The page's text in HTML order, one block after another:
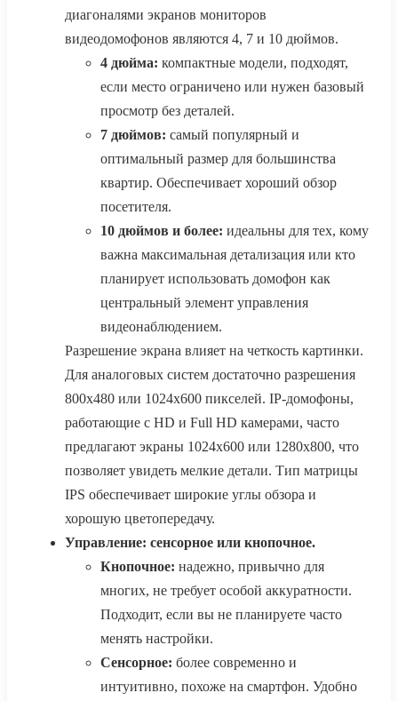
диагоналями экранов мониторов
видеодомофонов являются 4, 7 и 10 дюймов.
4 дюйма: компактные модели, подходят,
если место ограничено или нужен базовый
просмотр без деталей.
7 дюймов: самый популярный и
оптимальный размер для большинства
квартир. Обеспечивает хороший обзор
посетителя.
10 дюймов и более: идеальны для тех, кому
важна максимальная детализация или кто
планирует использовать домофон как
центральный элемент управления
видеонаблюдением.
Разрешение экрана влияет на четкость картинки.
Для аналоговых систем достаточно разрешения
800x480 или 1024x600 пикселей. IP-домофоны,
работающие с HD и Full HD камерами, часто
предлагают экраны 1024x600 или 1280x800, что
позволяет увидеть мелкие детали. Тип матрицы
IPS обеспечивает широкие углы обзора и
хорошую цветопередачу.
Управление: сенсорное или кнопочное.
Кнопочное: надежно, привычно для
многих, не требует особой аккуратности.
Подходит, если вы не планируете часто
менять настройки.
Сенсорное: более современно и
интуитивно, похоже на смартфон. Удобно